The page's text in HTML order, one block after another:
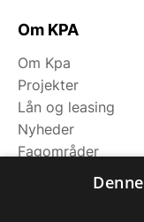
Om KPA
Om Kpa
Projekter
Lån og leasing
Nyheder
Fagområder